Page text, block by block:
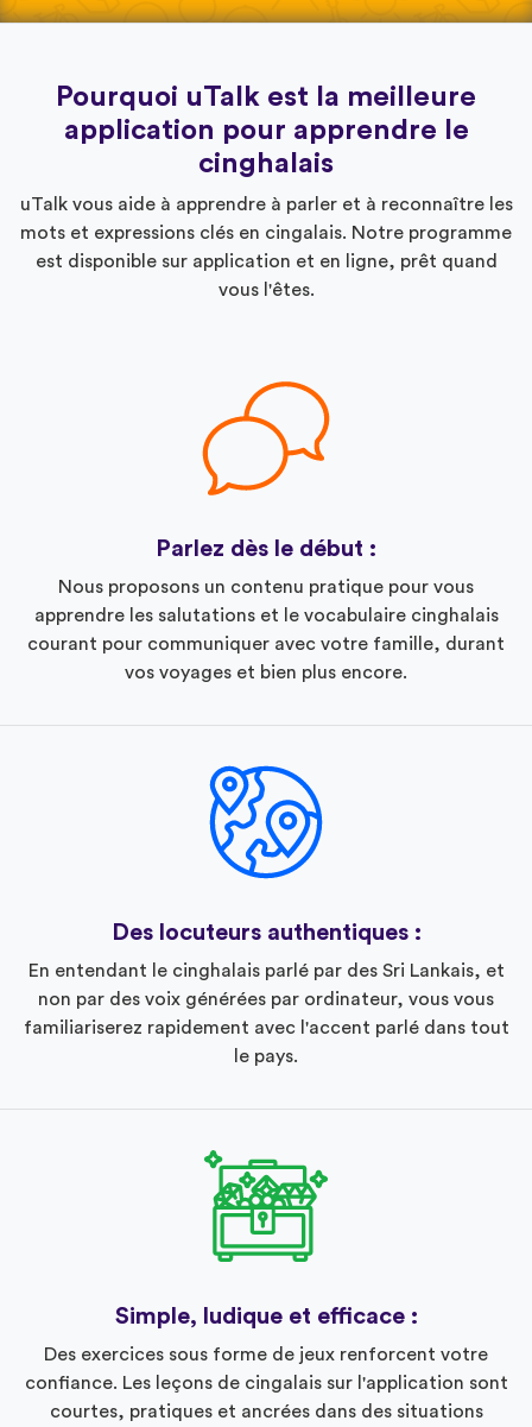
Pourquoi uTalk est la meilleure
application pour apprendre le
cinghalais
uTalk vous aide à apprendre à parler et à reconnaître les
mots et expressions clés en cingalais. Notre programme
est disponible sur application et en ligne, prêt quand
vous l'êtes.
Parlez dès le début :
Nous proposons un contenu pratique pour vous
apprendre les salutations et le vocabulaire cinghalais
courant pour communiquer avec votre famille, durant
vos voyages et bien plus encore.
Des locuteurs authentiques :
En entendant le cinghalais parlé par des Sri Lankais, et
non par des voix générées par ordinateur, vous vous
familiariserez rapidement avec l'accent parlé dans tout
le pays.
Simple, ludique et efficace :
Des exercices sous forme de jeux renforcent votre
confiance. Les leçons de cingalais sur l'application sont
courtes, pratiques et ancrées dans des situations